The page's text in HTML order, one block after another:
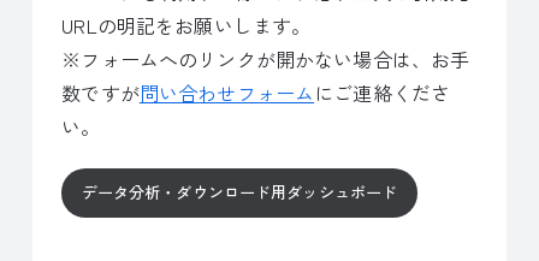
URLの明記をお願いします。
※フォームへのリンクが開かない場合は、お手
数ですが問い合わせフォーム にご連絡くださ
い。
データ分析・ダウンロード用ダッシュボード